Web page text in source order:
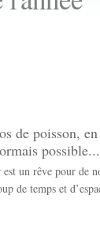
de poisson,
un rêve pour de
de temps et